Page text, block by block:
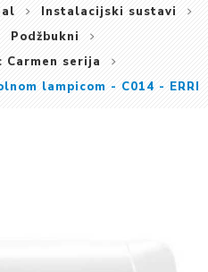
Instalacijski sustavi
Podžbukni
Carmen serija
lampicom - C014 - ERRI